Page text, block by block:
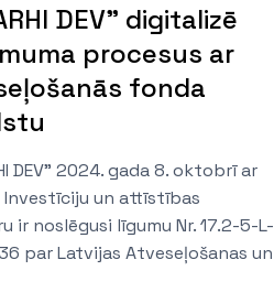
DEV” digitalizē
procesus ar
fonda
DEV” 2024. gada 8. oktobrī ar
Investīciju un attīstības
ir noslēgusi līgumu Nr. 17.2-5-L-
par Latvijas Atveseļošanas un